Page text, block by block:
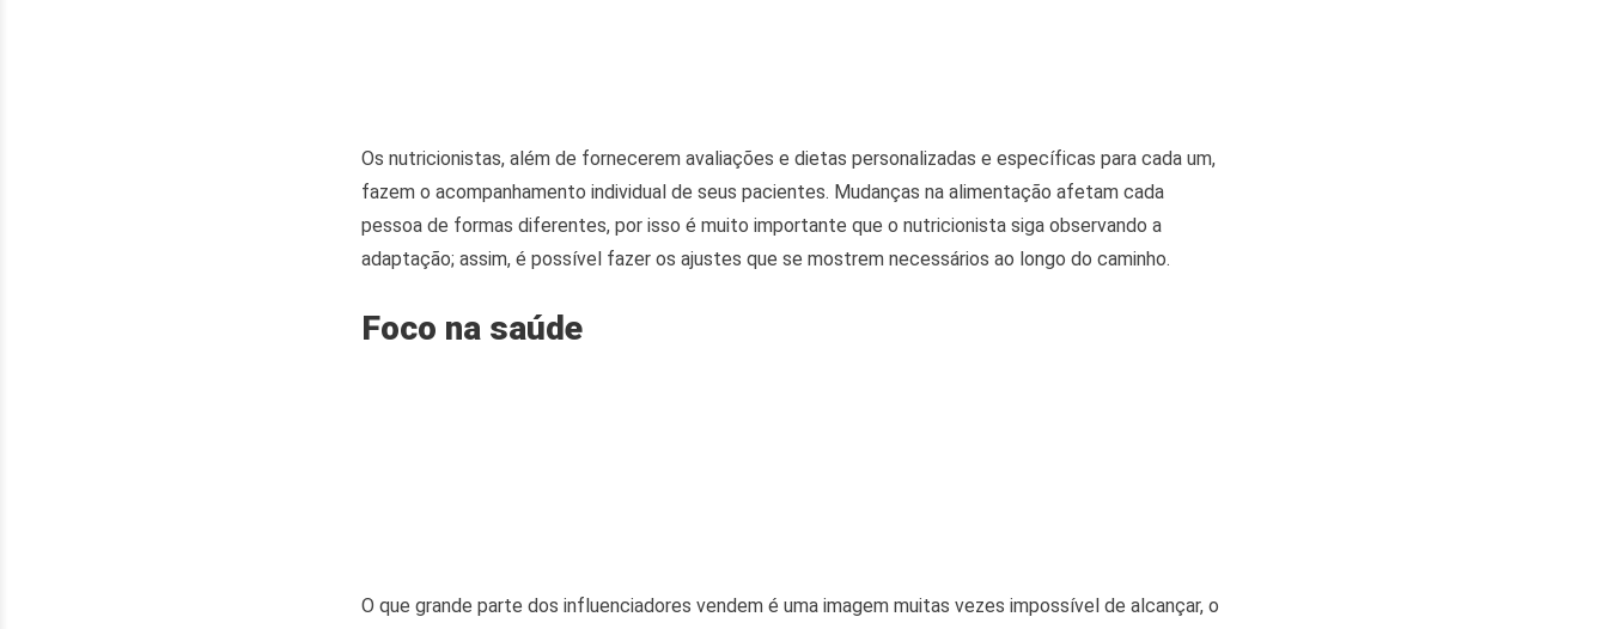
Os nutricionistas, além de fornecerem avaliações e dietas personalizadas e específicas para cada um,
fazem o acompanhamento individual de seus pacientes. Mudanças na alimentação afetam cada
pessoa de formas diferentes, por isso é muito importante que o nutricionista siga observando a
adaptação; assim, é possível fazer os ajustes que se mostrem necessários ao longo do caminho.
Foco na saúde
O que grande parte dos influenciadores vendem é uma imagem muitas vezes impossível de alcançar, o